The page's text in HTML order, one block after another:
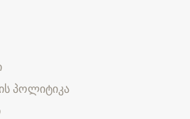
პოლიტიკა